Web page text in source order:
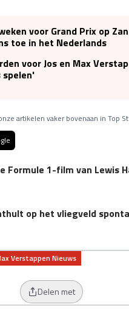
voor Grand Prix op
toe in het Nederlands
voor Jos en Max
artikelen vaker bovenaan in Top
Formule 1-film van Lewis
op het vliegveld
Verstappen Nieuws
Delen met